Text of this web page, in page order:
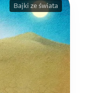
Bajki ze świata